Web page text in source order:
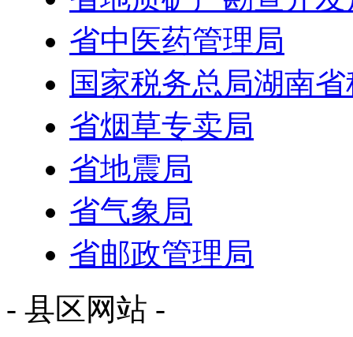
省中医药管理局
国家税务总局湖南
省烟草专卖局
省地震局
省气象局
省邮政管理局
- 县区网站 -